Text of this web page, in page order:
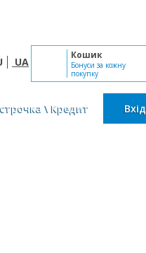
UA
Кошик
Бонуси за кожну
покупку
\ Кредит Вхід